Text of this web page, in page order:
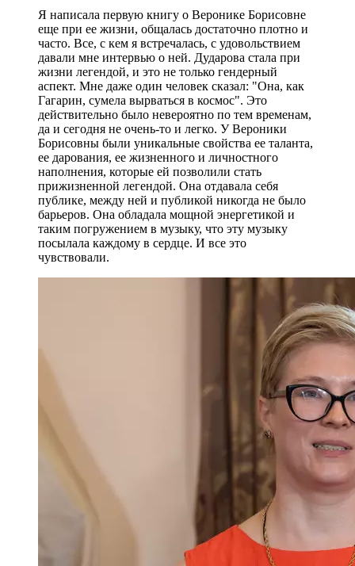
Я написала первую книгу о Веронике Борисовне
еще при ее жизни, общалась достаточно плотно и
часто. Все, с кем я встречалась, с удовольствием
давали мне интервью о ней. Дударова стала при
жизни легендой, и это не только гендерный
аспект. Мне даже один человек сказал: "Она, как
Гагарин, сумела вырваться в космос". Это
действительно было невероятно по тем временам,
да и сегодня не очень-то и легко. У Вероники
Борисовны были уникальные свойства ее таланта,
ее дарования, ее жизненного и личностного
наполнения, которые ей позволили стать
прижизненной легендой. Она отдавала себя
публике, между ней и публикой никогда не было
барьеров. Она обладала мощной энергетикой и
таким погружением в музыку, что эту музыку
посылала каждому в сердце. И все это
чувствовали.